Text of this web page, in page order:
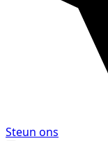
Steun ons